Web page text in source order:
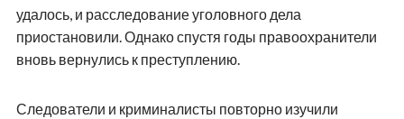
удалось, и расследование уголовного дела
приостановили. Однако спустя годы правоохранители
вновь вернулись к преступлению.
Следователи и криминалисты повторно изучили